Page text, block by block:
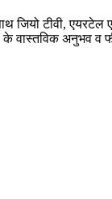
जियो टीवी,
के वास्तविक अनुभव